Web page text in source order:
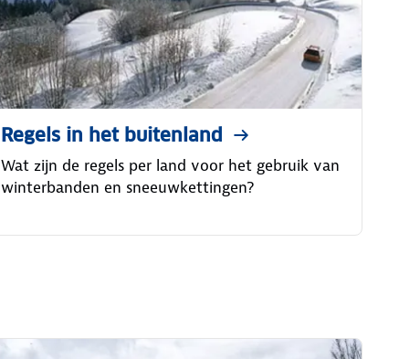
Regels in het buitenland
Wat zijn de regels per land voor het gebruik van
winterbanden en sneeuwkettingen?